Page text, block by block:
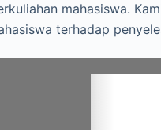
mahasiswa.
terhadap